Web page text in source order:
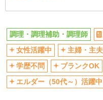
調理・調理補助・調理師
女性活躍中
主婦・主
学歴不問
ブランクOK
エルダー（50代～）活躍中